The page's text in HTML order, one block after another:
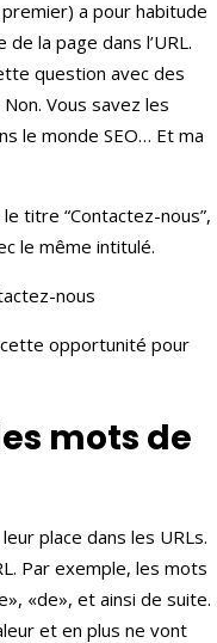
a pour habitude
la page dans l’URL.
question avec des
Vous savez les
le monde SEO… Et ma
titre “Contactez-nous”,
le même intitulé.
nous
opportunité pour
mots de
place dans les URLs.
Par exemple, les mots
«de», et ainsi de suite.
et en plus ne vont